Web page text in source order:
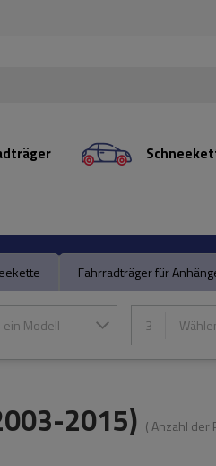
Fahrradträger für
ein Modell 3
2015) ( Anzahl der